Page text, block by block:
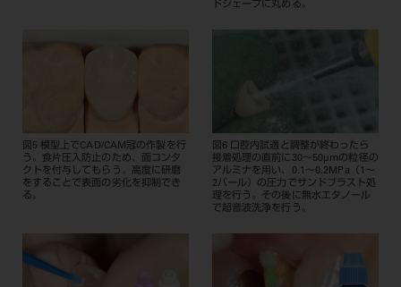
ドシェープに丸める。
図5 模型上でCAD/CAM冠の作製を行
う。食片圧入防止のため、面コンタ
クトを付与してもらう。高度に研磨
をすることで表面の劣化を抑制でき
る。
図6 口腔内試適と調整が終わったら
接着処理の直前に30〜50μmの粒径の
アルミナを用い、0.1〜0.2MPa（1〜
2バール）の圧力でサンドブラスト処
理を行う。その後に無水エタノール
で超音波洗浄を行う。